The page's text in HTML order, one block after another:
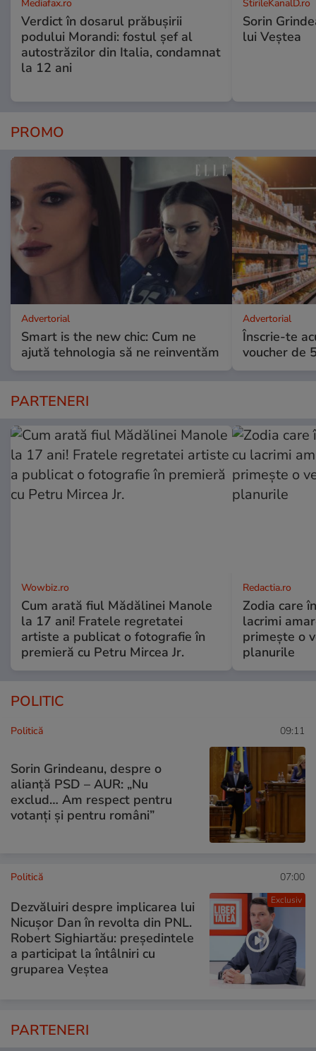
Mediafax.ro
Verdict în dosarul prăbușirii
podului Morandi: fostul șef al
autostrăzilor din Italia, condamnat
la 12 ani
StirileKanalD.ro
Sorin
lui Veștea
PROMO
Advertorial
Smart is the new chic: Cum ne
ajută tehnologia să ne reinventăm
Advertorial
Înscrie-te
voucher de
PARTENERI
Wowbiz.ro
Cum arată fiul Mădălinei Manole
la 17 ani! Fratele regretatei
artiste a publicat o fotografie în
premieră cu Petru Mircea Jr.
Redactia.ro
Zodia care
lacrimi
primește o
planurile
POLITIC
Politică 09:11
Sorin Grindeanu, despre o
alianță PSD – AUR: „Nu
exclud… Am respect pentru
votanți și pentru români”
Exclusiv
Politică 07:00
Dezvăluiri despre implicarea lui
Nicușor Dan în revolta din PNL.
Robert Sighiartău: președintele
a participat la întâlniri cu
gruparea Veștea
PARTENERI